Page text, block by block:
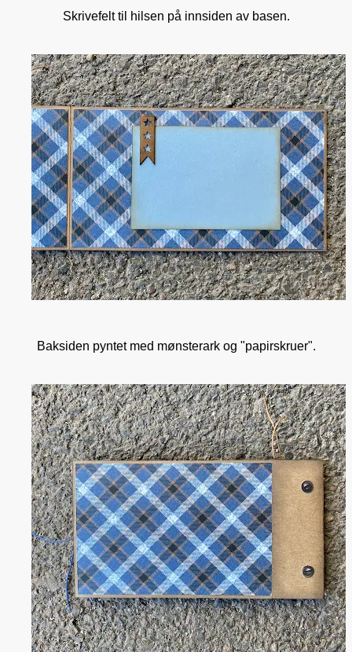
Skrivefelt til hilsen på innsiden av basen.
Baksiden pyntet med mønsterark og "papirskruer".